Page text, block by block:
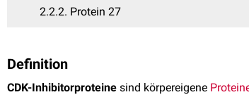
2.2.2 Protein 27
Definition
CDK-Inhibitorproteine sind körpereigene